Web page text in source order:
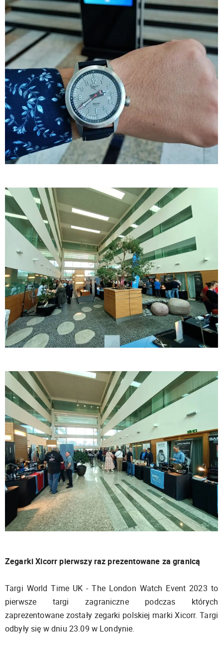
Zegarki Xicorr pierwszy raz prezentowane za granicą
Targi World Time UK - The London Watch Event 2023 to
pierwsze targi zagraniczne podczas których
zaprezentowane zostały zegarki polskiej marki Xicorr. Targi
odbyły się w dniu 23.09 w Londynie.